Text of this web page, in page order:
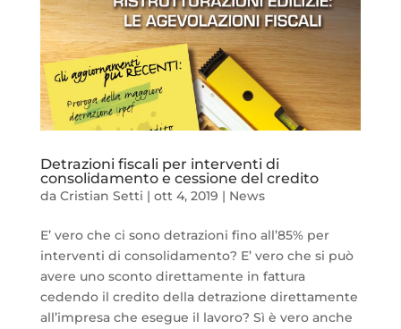
Detrazioni fiscali per interventi di
consolidamento e cessione del credito
da Cristian Setti | ott 4, 2019 | News
E’ vero che ci sono detrazioni fino all’85% per
interventi di consolidamento? E’ vero che si può
avere uno sconto direttamente in fattura
cedendo il credito della detrazione direttamente
all’impresa che esegue il lavoro? Sì è vero anche